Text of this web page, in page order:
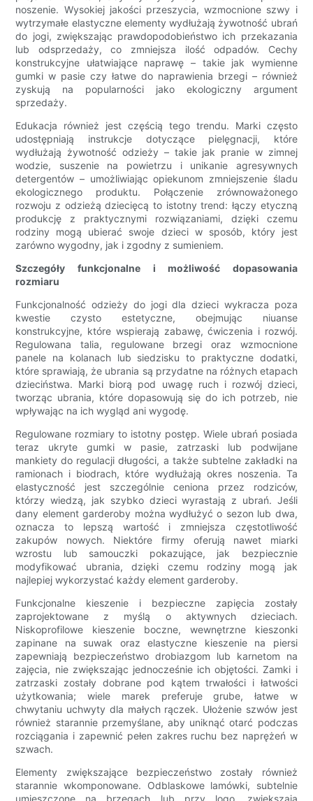
noszenie. Wysokiej jakości przeszycia, wzmocnione szwy i
wytrzymałe elastyczne elementy wydłużają żywotność ubrań
do jogi, zwiększając prawdopodobieństwo ich przekazania
lub odsprzedaży, co zmniejsza ilość odpadów. Cechy
konstrukcyjne ułatwiające naprawę – takie jak wymienne
gumki w pasie czy łatwe do naprawienia brzegi – również
zyskują na popularności jako ekologiczny argument
sprzedaży.
Edukacja również jest częścią tego trendu. Marki często
udostępniają instrukcje dotyczące pielęgnacji, które
wydłużają żywotność odzieży – takie jak pranie w zimnej
wodzie, suszenie na powietrzu i unikanie agresywnych
detergentów – umożliwiając opiekunom zmniejszenie śladu
ekologicznego produktu. Połączenie zrównoważonego
rozwoju z odzieżą dziecięcą to istotny trend: łączy etyczną
produkcję z praktycznymi rozwiązaniami, dzięki czemu
rodziny mogą ubierać swoje dzieci w sposób, który jest
zarówno wygodny, jak i zgodny z sumieniem.
Szczegóły funkcjonalne i możliwość dopasowania
rozmiaru
Funkcjonalność odzieży do jogi dla dzieci wykracza poza
kwestie czysto estetyczne, obejmując niuanse
konstrukcyjne, które wspierają zabawę, ćwiczenia i rozwój.
Regulowana talia, regulowane brzegi oraz wzmocnione
panele na kolanach lub siedzisku to praktyczne dodatki,
które sprawiają, że ubrania są przydatne na różnych etapach
dzieciństwa. Marki biorą pod uwagę ruch i rozwój dzieci,
tworząc ubrania, które dopasowują się do ich potrzeb, nie
wpływając na ich wygląd ani wygodę.
Regulowane rozmiary to istotny postęp. Wiele ubrań posiada
teraz ukryte gumki w pasie, zatrzaski lub podwijane
mankiety do regulacji długości, a także subtelne zakładki na
ramionach i biodrach, które wydłużają okres noszenia. Ta
elastyczność jest szczególnie ceniona przez rodziców,
którzy wiedzą, jak szybko dzieci wyrastają z ubrań. Jeśli
dany element garderoby można wydłużyć o sezon lub dwa,
oznacza to lepszą wartość i zmniejsza częstotliwość
zakupów nowych. Niektóre firmy oferują nawet miarki
wzrostu lub samouczki pokazujące, jak bezpiecznie
modyfikować ubrania, dzięki czemu rodziny mogą jak
najlepiej wykorzystać każdy element garderoby.
Funkcjonalne kieszenie i bezpieczne zapięcia zostały
zaprojektowane z myślą o aktywnych dzieciach.
Niskoprofilowe kieszenie boczne, wewnętrzne kieszonki
zapinane na suwak oraz elastyczne kieszenie na piersi
zapewniają bezpieczeństwo drobiazgom lub karnetom na
zajęcia, nie zwiększając jednocześnie ich objętości. Zamki i
zatrzaski zostały dobrane pod kątem trwałości i łatwości
użytkowania; wiele marek preferuje grube, łatwe w
chwytaniu uchwyty dla małych rączek. Ułożenie szwów jest
również starannie przemyślane, aby uniknąć otarć podczas
rozciągania i zapewnić pełen zakres ruchu bez naprężeń w
szwach.
Elementy zwiększające bezpieczeństwo zostały również
starannie wkomponowane. Odblaskowe lamówki, subtelnie